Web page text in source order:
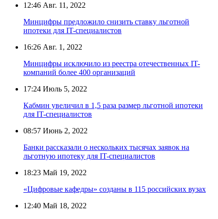
12:46 Авг. 11, 2022
Минцифры предложило снизить ставку льготной
ипотеки для IT-специалистов
16:26 Авг. 1, 2022
Минцифры исключило из реестра отечественных IT-
компаний более 400 организаций
17:24 Июль 5, 2022
Кабмин увеличил в 1,5 раза размер льготной ипотеки
для IT-специалистов
08:57 Июнь 2, 2022
Банки рассказали о нескольких тысячах заявок на
льготную ипотеку для IT-специалистов
18:23 Май 19, 2022
«Цифровые кафедры» созданы в 115 российских вузах
12:40 Май 18, 2022